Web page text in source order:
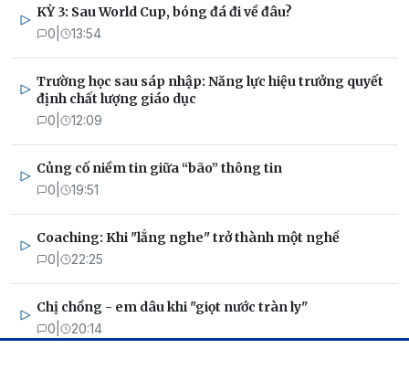
KỲ 3: Sau World Cup, bóng đá đi về đâu?
0 13:54
Trường học sau sáp nhập: Năng lực hiệu trưởng quyết
định chất lượng giáo dục
0 12:09
Củng cố niềm tin giữa “bão” thông tin
0 19:51
Coaching: Khi "lắng nghe" trở thành một nghề
0 22:25
Chị chồng - em dâu khi "giọt nước tràn ly"
0 20:14